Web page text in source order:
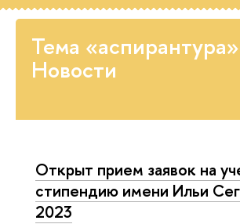
Тема
Новости
Открыт прием заявок на
стипендию имени Ильи
2023